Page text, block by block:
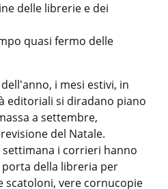
delle librerie e dei
quasi fermo delle
i mesi estivi, in
editoriali si diradano piano
a settembre,
del Natale.
settimana i corrieri hanno
della libreria per
scatoloni, vere cornucopie